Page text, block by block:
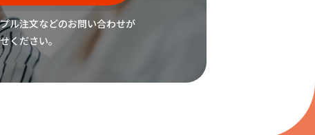
ル注文などのお問い合わせが
ください。